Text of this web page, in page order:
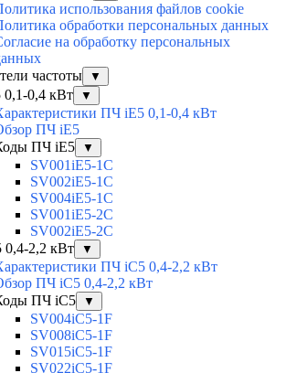
использования файлов cookie
обработки персональных данных
на обработку персональных
частоты
▼
0,4 кВт ▼
ПЧ iE5 0,1-0,4 кВт
ПЧ iE5
ПЧ iE5
▼
SV001iE5-1C
SV002iE5-1C
SV004iE5-1C
SV001iE5-2C
SV002iE5-2C
2,2 кВт
▼
ПЧ iC5 0,4-2,2 кВт
ПЧ iC5 0,4-2,2 кВт
ПЧ iC5
▼
SV004iC5-1F
SV008iC5-1F
SV015iC5-1F
SV022iC5-1F